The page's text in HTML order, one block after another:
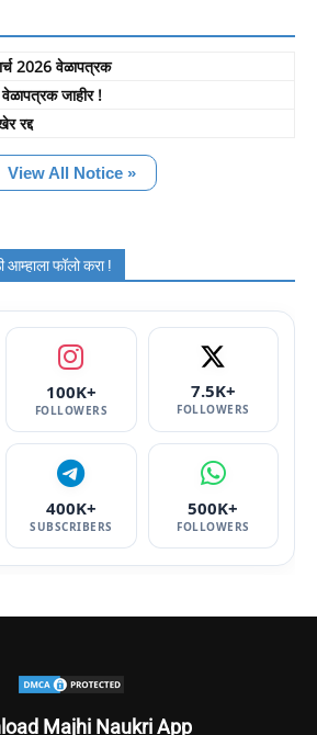
2026 वेळापत्रक
जाहीर !
रद्द
View All Notice »
फॉलो करा !
100K+
FOLLOWERS
7.5K+
FOLLOWERS
400K+
SUBSCRIBERS
500K+
FOLLOWERS
Majhi Naukri App